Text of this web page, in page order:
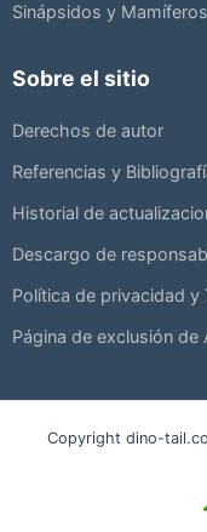
Sinápsidos y Mamíferos
Sobre el sitio
Derechos de autor
Referencias y
Historial de
Descargo de
Política de privacidad
Página de exclusión de
Copyright dino-